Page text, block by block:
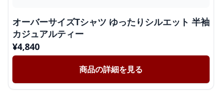
オーバーサイズTシャツ ゆったりシルエット 半袖
カジュアルティー
¥4,840
商品の詳細を見る